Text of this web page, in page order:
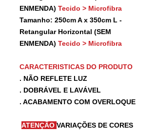
ENMENDA) Tecido > Microfibra
Tamanho: 250cm A x 350cm L -
Retangular Horizontal (SEM
ENMENDA) Tecido > Microfibra
CARACTERISTICAS DO PRODUTO
. NÃO REFLETE LUZ
. DOBRÁVEL E LAVÁVEL
. ACABAMENTO COM OVERLOQUE
ATENÇÃO VARIAÇÕES DE CORES